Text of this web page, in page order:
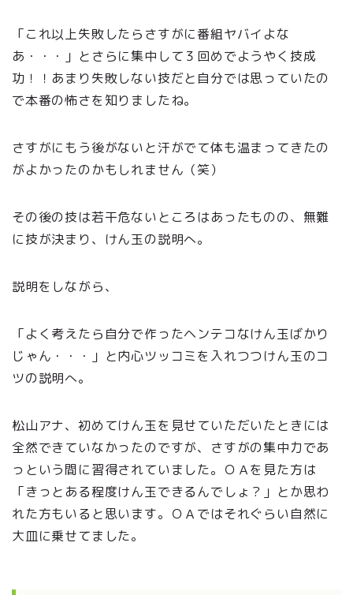
「これ以上失敗したらさすがに番組ヤバイよな
あ・・・」とさらに集中して３回めでようやく技成
功！！あまり失敗しない技だと自分では思っていたの
で本番の怖さを知りましたね。
さすがにもう後がないと汗がでて体も温まってきたの
がよかったのかもしれません（笑）
その後の技は若干危ないところはあったものの、無難
に技が決まり、けん玉の説明へ。
説明をしながら、
「よく考えたら自分で作ったヘンテコなけん玉ばかり
じゃん・・・」と内心ツッコミを入れつつけん玉のコ
ツの説明へ。
松山アナ、初めてけん玉を見せていただいたときには
全然できていなかったのですが、さすがの集中力であ
っという間に習得されていました。ＯＡを見た方は
「きっとある程度けん玉できるんでしょ？」とか思わ
れた方もいると思います。ＯＡではそれぐらい自然に
大皿に乗せてました。